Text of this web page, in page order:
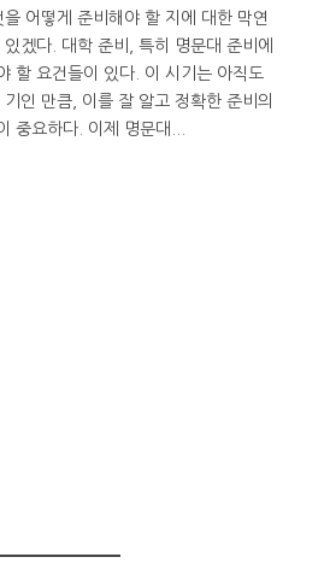
어떻게 준비해야 할 지에 대한 막연
겠다. 대학 준비, 특히 명문대 준비에
할 요건들이 있다. 이 시기는 아직도
인 만큼, 이를 잘 알고 정확한 준비의
중요하다. 이제 명문대...